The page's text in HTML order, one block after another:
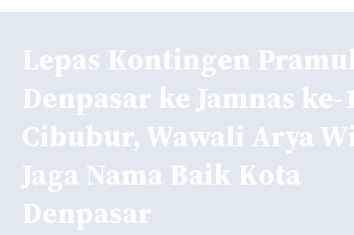
Lepas Kontingen
Denpasar ke Jamnas ke-
Cibubur, Wawali Arya
Jaga Nama Baik Kota
Denpasar